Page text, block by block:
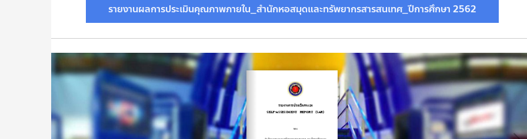
รายงานผลการประเมินคุณภาพภายใน_สำนักหอสมุดและทรัพยากรสารสนเทศ_ปีการศึกษา 2562